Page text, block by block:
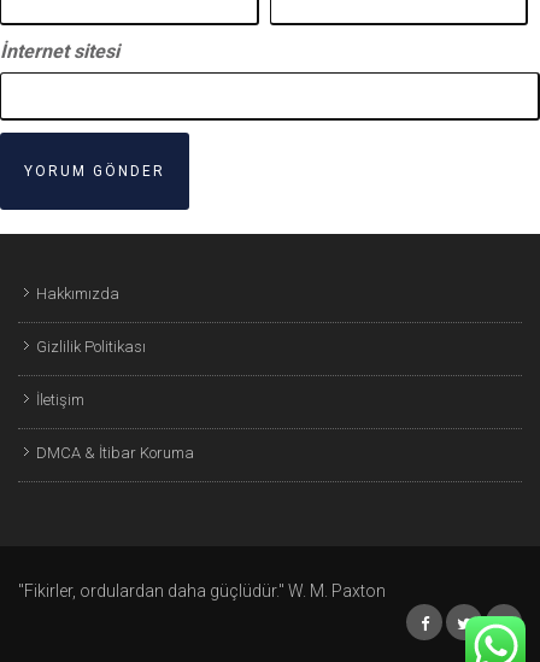
İnternet sitesi
Hakkımızda
Gizlilik Politikası
İletişim
DMCA & İtibar Koruma
"Fikirler, ordulardan daha güçlüdür." W. M. Paxton